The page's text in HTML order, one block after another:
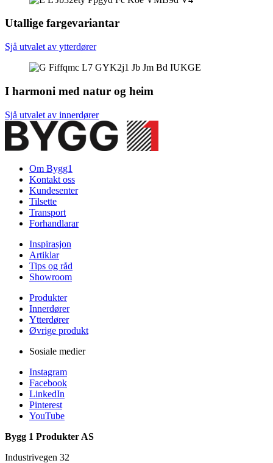
Utallige fargevariantar
Sjå utvalet av ytterdører
I harmoni med natur og heim
Sjå utvalet av innerdører
Om Bygg1
Kontakt oss
Kundesenter
Tilsette
Transport
Forhandlarar
Inspirasjon
Artiklar
Tips og råd
Showroom
Produkter
Innerdører
Ytterdører
Øvrige produkt
Sosiale medier
Instagram
Facebook
LinkedIn
Pinterest
YouTube
Bygg 1 Produkter AS
Industrivegen 32